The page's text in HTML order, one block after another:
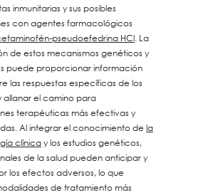
inmunitarias y sus posibles
con agentes farmacológicos
pseudoefedrina HCl. La
de estos mecanismos genéticos y
puede proporcionar información
las respuestas específicas de los
allanar el camino para
terapéuticas más efectivas y
Al integrar el conocimiento de la
clínicay los estudios genéticos,
de la salud pueden anticipar y
los efectos adversos, lo que
de tratamiento más